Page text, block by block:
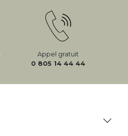
Appel gratuit
0 805 14 44 44